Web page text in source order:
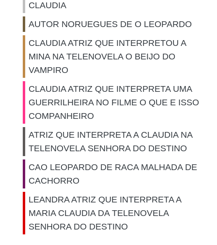
CLAUDIA
AUTOR NORUEGUES DE O LEOPARDO
CLAUDIA ATRIZ QUE INTERPRETOU A
MINA NA TELENOVELA O BEIJO DO
VAMPIRO
CLAUDIA ATRIZ QUE INTERPRETA UMA
GUERRILHEIRA NO FILME O QUE E ISSO
COMPANHEIRO
ATRIZ QUE INTERPRETA A CLAUDIA NA
TELENOVELA SENHORA DO DESTINO
CAO LEOPARDO DE RACA MALHADA DE
CACHORRO
LEANDRA ATRIZ QUE INTERPRETA A
MARIA CLAUDIA DA TELENOVELA
SENHORA DO DESTINO